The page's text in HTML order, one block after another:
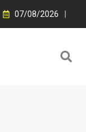
07/08/2026